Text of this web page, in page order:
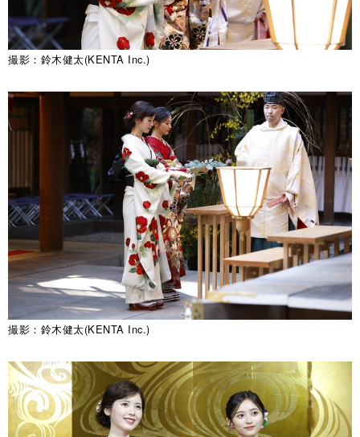
撮影：鈴木健太(KENTA Inc.)
撮影：鈴木健太(KENTA Inc.)